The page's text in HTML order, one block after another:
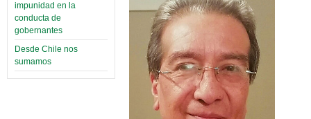
impunidad en la
conducta de
gobernantes
Desde Chile nos
sumamos